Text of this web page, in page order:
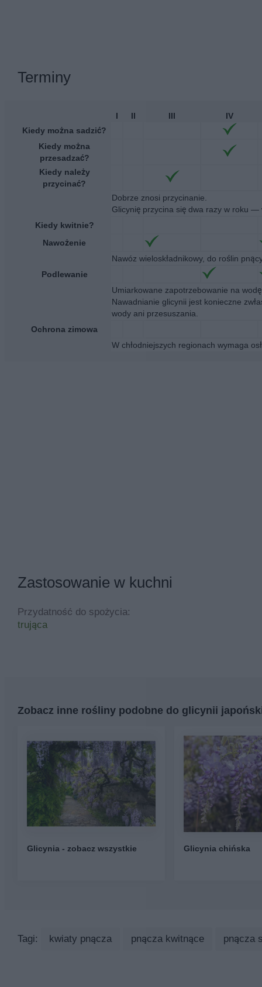
Terminy
I II III
IV
Kiedy można sadzić?
Kiedy można
przesadzać?
Kiedy należy
przycinać?
Dobrze znosi przycinanie.
Glicynię przycina się dwa razy w roku
Kiedy kwitnie?
Nawożenie
Nawóz wieloskładnikowy, do roślin
Podlewanie
Umiarkowane zapotrzebowanie na
Nawadnianie glicynii jest konieczne
wody ani przesuszania.
Ochrona zimowa
W chłodniejszych regionach wymaga
Zastosowanie w kuchni
Przydatność do spożycia:
trująca
Zobacz inne rośliny podobne do glicynii
Glicynia - zobacz wszystkie Glicynia chińska
Tagi: kwiaty pnącza pnącza kwitnące pnącza